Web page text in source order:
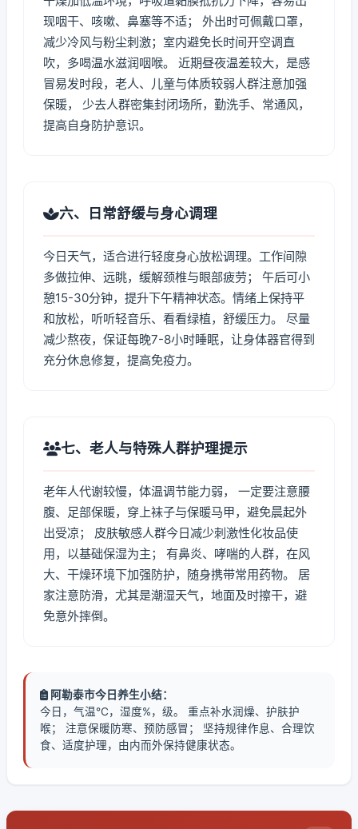
现咽干、咳嗽、鼻塞等不适； 外出时可佩戴口罩，
减少冷风与粉尘刺激；室内避免长时间开空调直
吹，多喝温水滋润咽喉。 近期昼夜温差较大，是感
冒易发时段，老人、儿童与体质较弱人群注意加强
保暖， 少去人群密集封闭场所，勤洗手、常通风，
提高自身防护意识。
六、日常舒缓与身心调理
今日天气，适合进行轻度身心放松调理。工作间隙
多做拉伸、远眺，缓解颈椎与眼部疲劳； 午后可小
憩15-30分钟，提升下午精神状态。情绪上保持平
和放松，听听轻音乐、看看绿植，舒缓压力。 尽量
减少熬夜，保证每晚7-8小时睡眠，让身体器官得到
充分休息修复，提高免疫力。
七、老人与特殊人群护理提示
老年人代谢较慢，体温调节能力弱， 一定要注意腰
腹、足部保暖，穿上袜子与保暖马甲，避免晨起外
出受凉； 皮肤敏感人群今日减少刺激性化妆品使
用，以基础保湿为主； 有鼻炎、哮喘的人群，在风
大、干燥环境下加强防护，随身携带常用药物。 居
家注意防滑，尤其是潮湿天气，地面及时擦干，避
免意外摔倒。
阿勒泰市今日养生小结：
今日，气温℃，湿度%，级。 重点补水润燥、护肤护
喉； 注意保暖防寒、预防感冒； 坚持规律作息、合理饮
食、适度护理，由内而外保持健康状态。